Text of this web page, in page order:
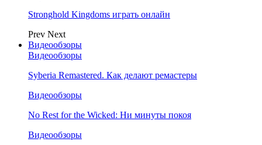
Stronghold Kingdoms играть онлайн
Prev Next
Видеообзоры
Видеообзоры
Syberia Remastered. Как делают ремастеры
Видеообзоры
No Rest for the Wicked: Ни минуты покоя
Видеообзоры